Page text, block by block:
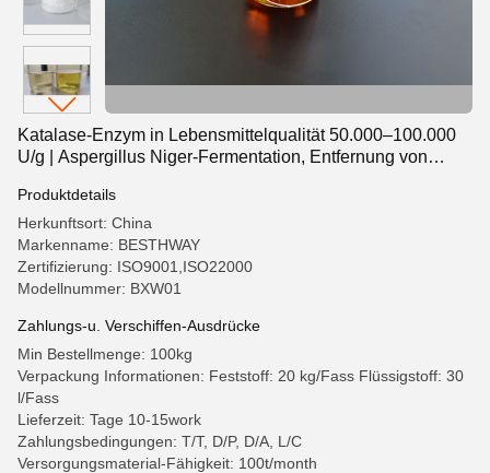
Katalase-Enzym in Lebensmittelqualität 50.000–100.000
U/g | Aspergillus Niger-Fermentation, Entfernung von
und Getränke | ISO22000 Fabrikpulver und Flüssigkeit
OEM ODM
Produktdetails
Herkunftsort: China
Markenname: BESTHWAY
Zertifizierung: ISO9001,ISO22000
Modellnummer: BXW01
Zahlungs-u. Verschiffen-Ausdrücke
Min Bestellmenge: 100kg
Verpackung Informationen: Feststoff: 20 kg/Fass Flüssigstoff: 30
l/Fass
Lieferzeit: Tage 10-15work
Zahlungsbedingungen: T/T, D/P, D/A, L/C
Versorgungsmaterial-Fähigkeit: 100t/month